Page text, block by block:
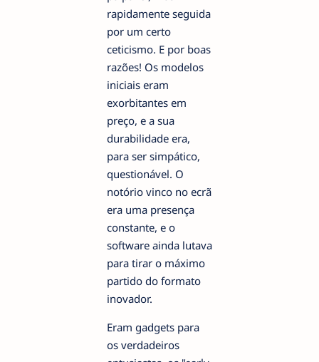
rapidamente seguida
por um certo
ceticismo. E por boas
razões! Os modelos
iniciais eram
exorbitantes em
preço, e a sua
durabilidade era,
para ser simpático,
questionável. O
notório vinco no ecrã
era uma presença
constante, e o
software ainda lutava
para tirar o máximo
partido do formato
inovador.
Eram gadgets para
os verdadeiros